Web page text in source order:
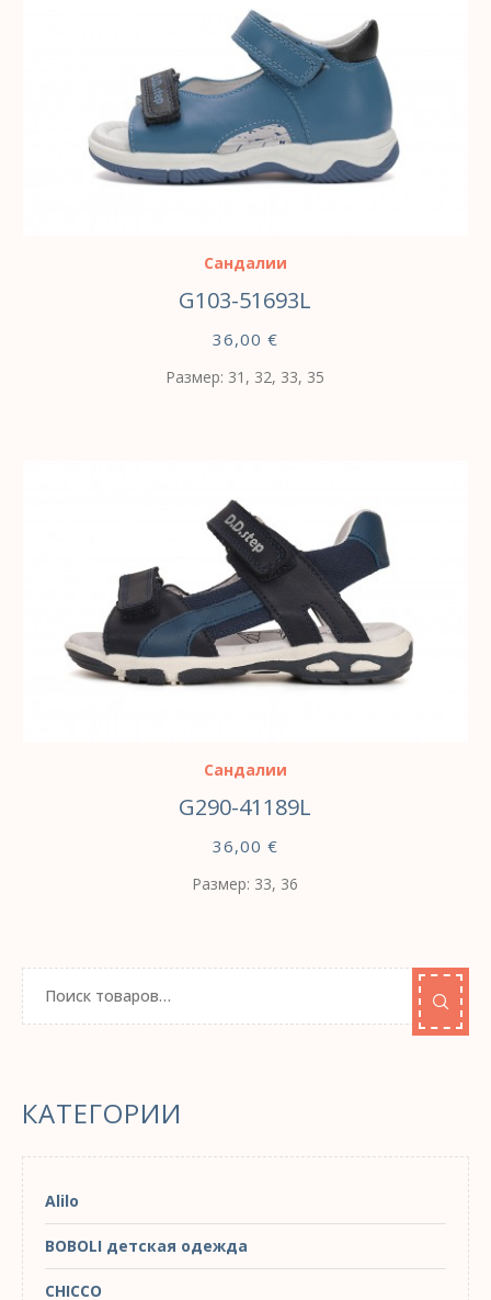
Сандалии
G103-51693L
36,00 €
Размер: 31, 32, 33, 35
Сандалии
G290-41189L
36,00 €
Размер: 33, 36
КАТЕГОРИИ
Alilo
BOBOLI детская одежда
CHICCO